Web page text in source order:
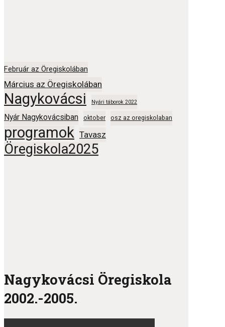
Február az Öregiskolában
Március az Öregiskolában
Nagykovácsi Nyári táborok 2022
Nyár Nagykovácsiban oktober osz az oregiskolaban
programok Tavasz
Öregiskola2025
Nagykovácsi Öregiskola
2002.-2005.